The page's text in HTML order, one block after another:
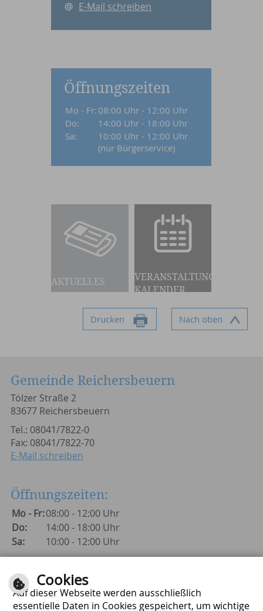
E-Mail schreiben
Öffnungszeiten
Mo - Fr: 08:00 Uhr - 12:00 Uhr
Do:
14:00 Uhr - 18:00 Uhr
Sa:
10:00 Uhr - 12:00 Uhr
(nur Bürgerservice)
AKTUELLES
VERANSTALTUNGS-
KALENDER
Drucken Nach oben
Gemeinde Reichersbeuern
Tölzer Straße 2
83677 Reichersbeuern
Tel.: 08041/7822-0
Fax: 08041/7822-70
E-Mail schreiben
Öffnungszeiten:
Mo - Fr:08:00 - 12:00 Uhr
Do:
14:00 - 18:00 Uhr
Sa:
10:00 - 12:00 Uhr
Cookies
Auf dieser Webseite werden ausschließlich
essentielle Daten in Cookies gespeichert, um wichtige